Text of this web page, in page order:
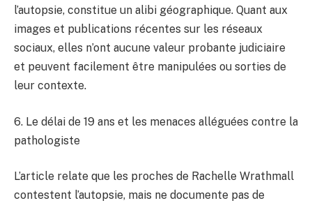
l’autopsie, constitue un alibi géographique. Quant aux
images et publications récentes sur les réseaux
sociaux, elles n’ont aucune valeur probante judiciaire
et peuvent facilement être manipulées ou sorties de
leur contexte.
6. Le délai de 19 ans et les menaces alléguées contre la
pathologiste
L’article relate que les proches de Rachelle Wrathmall
contestent l’autopsie, mais ne documente pas de